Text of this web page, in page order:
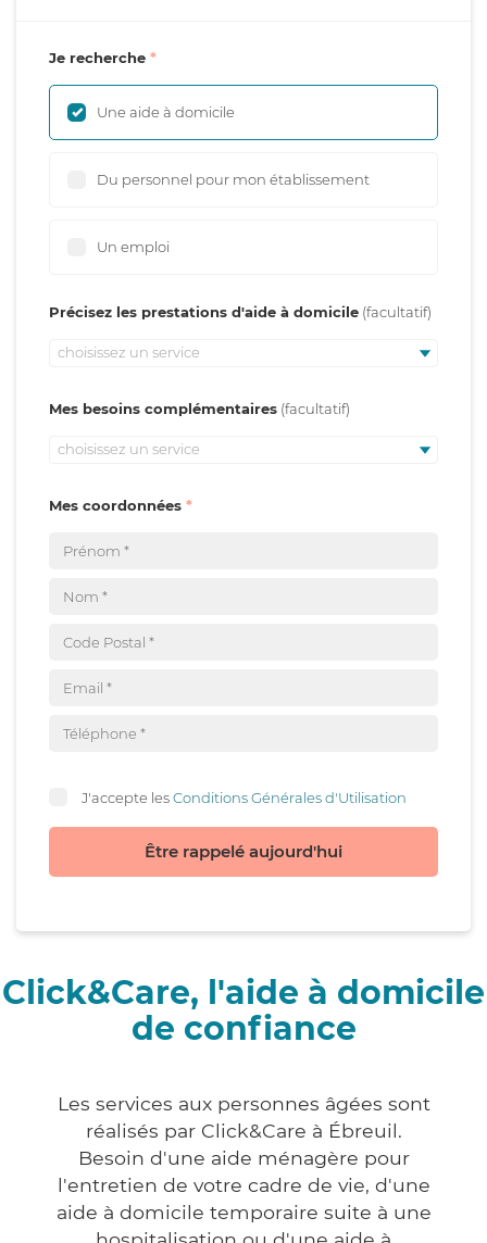
Je recherche
Une aide à domicile
Du personnel pour mon établissement
Un emploi
Précisez les prestations d'aide à domicile
choisissez un service
Mes besoins complémentaires
choisissez un service
Mes coordonnées
J'accepte lesConditions Générales d'Utilisation
Être rappelé aujourd'hui
Click&Care, l'aide à domicile
de confiance
Les services aux personnes âgées sont
réalisés par Click&Care à Ébreuil.
Besoin d'une aide ménagère pour
l'entretien de votre cadre de vie, d'une
aide à domicile temporaire suite à une